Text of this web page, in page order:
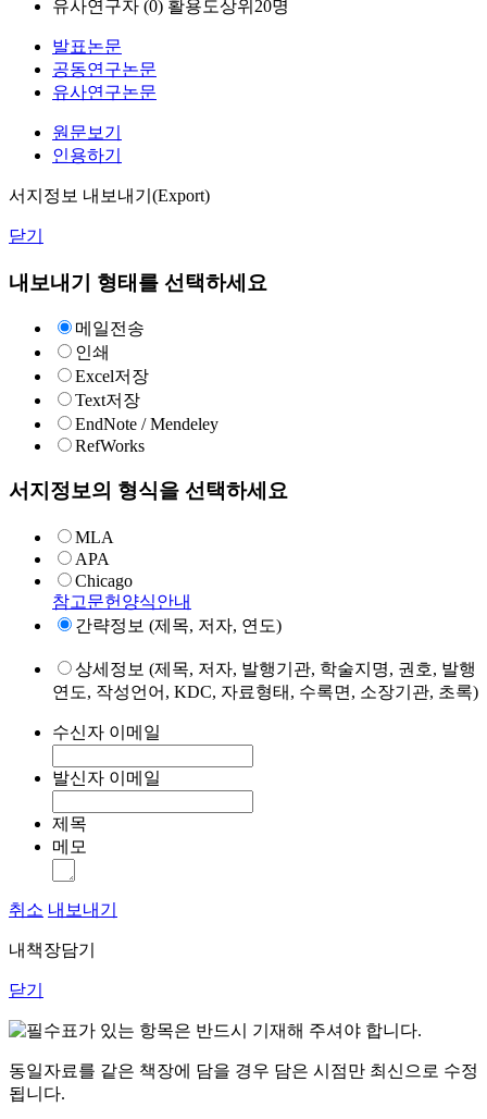
유사연구자 (0) 활용도상위20명
발표논문
공동연구논문
유사연구논문
원문보기
인용하기
서지정보 내보내기(Export)
닫기
내보내기 형태를 선택하세요
메일전송
인쇄
Excel저장
Text저장
EndNote / Mendeley
RefWorks
서지정보의 형식을 선택하세요
MLA
APA
Chicago
참고문헌양식안내
간략정보 (제목, 저자, 연도)
상세정보 (제목, 저자, 발행기관, 학술지명, 권호, 발행
연도, 작성언어, KDC, 자료형태, 수록면, 소장기관, 초록)
수신자 이메일
발신자 이메일
제목
메모
취소 내보내기
내책장담기
닫기
표가 있는 항목은 반드시 기재해 주셔야 합니다.
동일자료를 같은 책장에 담을 경우 담은 시점만 최신으로 수정
됩니다.